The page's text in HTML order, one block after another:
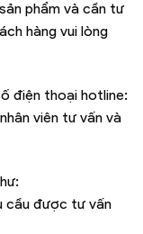
phẩm và cần tư
hàng vui lòng
điện thoại hotline:
viên tư vấn và
cầu được tư vấn